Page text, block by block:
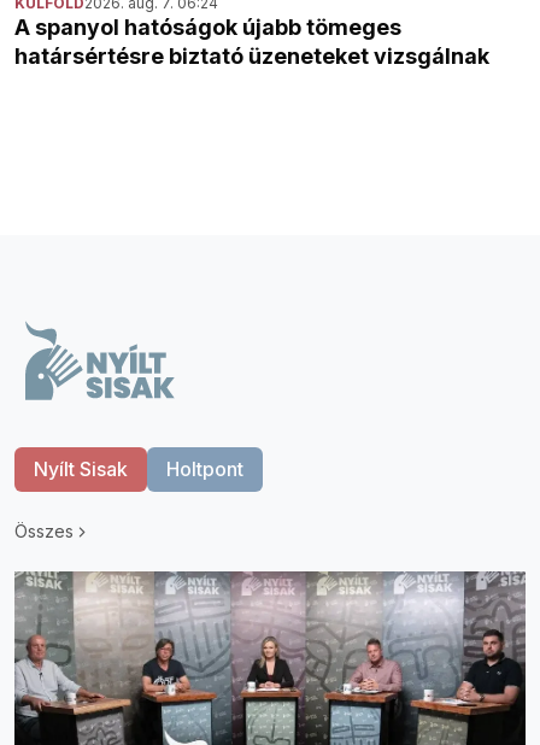
A spanyol hatóságok újabb tömeges
határsértésre biztató üzeneteket vizsgálnak
Nyílt Sisak Holtpont
Összes